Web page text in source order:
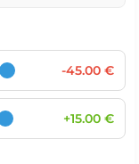
-45.00 €
+15.00 €